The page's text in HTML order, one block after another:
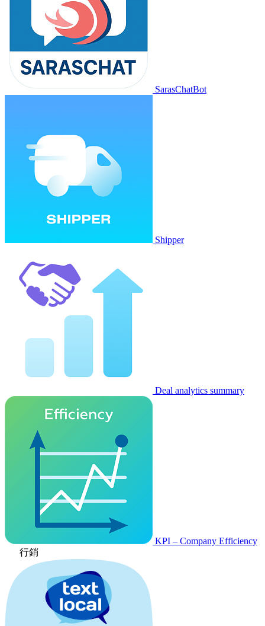
SarasChatBot
Shipper
Deal analytics summary
KPI – Company Efficiency
行銷